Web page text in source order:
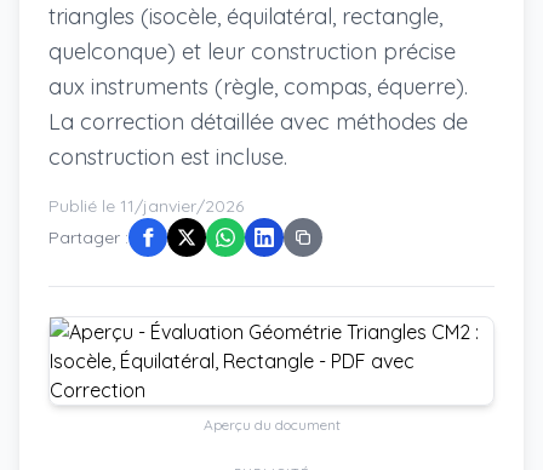
triangles (isocèle, équilatéral, rectangle,
quelconque) et leur construction précise
aux instruments (règle, compas, équerre).
La correction détaillée avec méthodes de
construction est incluse.
Publié le 11/janvier/2026
Partager :
Aperçu du document